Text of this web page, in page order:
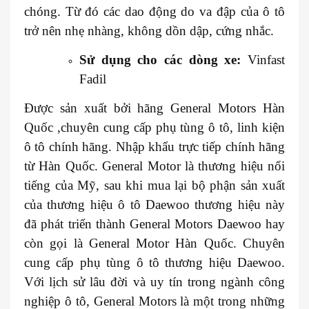
chóng. Từ đó các dao động do va đập của ô tô
trở nên nhẹ nhàng, không dồn dập, cứng nhắc.
Sử dụng cho các dòng xe: Vinfast
Fadil
Được sản xuất bởi hãng General Motors Hàn
Quốc ,chuyên cung cấp phụ tùng ô tô, linh kiện
ô tô chính hãng. Nhập khẩu trực tiếp chính hãng
từ Hàn Quốc. General Motor là thương hiệu nổi
tiếng của Mỹ, sau khi mua lại bộ phận sản xuất
của thương hiệu ô tô Daewoo thương hiệu này
đã phát triển thành General Motors Daewoo hay
còn gọi là General Motor Hàn Quốc. Chuyên
cung cấp phụ tùng ô tô thương hiệu Daewoo.
Với lịch sử lâu đời và uy tín trong ngành công
nghiệp ô tô, General Motors là một trong những